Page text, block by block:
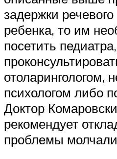
задержки
ребенка, то им
посетить педиатра,
отоларингологом,
психологом либо
Доктор
рекомендует
проблемы